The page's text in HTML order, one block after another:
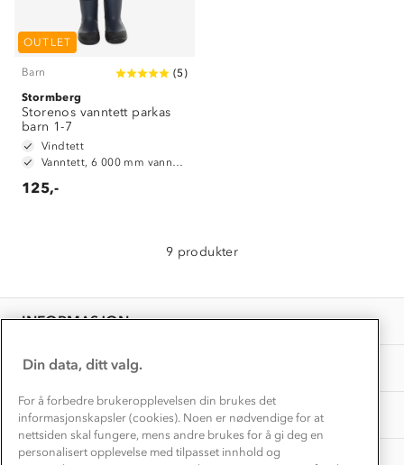
OUTLET
Barn (5)
Stormberg
Storenos vanntett parkas
barn 1-7
Vindtett
Vanntett, 6 000 mm vannsøyle
125,-
9 produkter
INFORMASJON
Kontakt oss
Konkurransevinnere
Kundeklubb
Presse
OM OSS
Verdigrunnlag
Etisk handel
Dyreetikk
1% til samfunnet
Samarbeide med oss?
TIPS OG RÅD
Trelagsprinsippet barn
Alt du trenger til Norgesferien
Dette trenger du til barnehagen
Gravidklær
Store størrelser
Turmat oppskrifter
Beredskap
Få turinspirasjon og tips her⛰
Overnatte utendørs⛺
Leirskole 🥾
Barnehageansatt
Tips til hyttetur
Din data, ditt valg.
For å forbedre brukeropplevelsen din brukes det
informasjonskapsler (cookies). Noen er nødvendige for at
nettsiden skal fungere, mens andre brukes for å gi deg en
personalisert opplevelse med tilpasset innhold og